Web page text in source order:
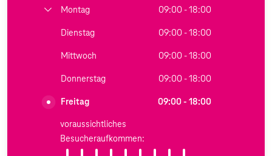
Montag
09:00 - 18:00
Dienstag 09:00 - 18:00
Mittwoch 09:00 - 18:00
Donnerstag 09:00 - 18:00
Freitag 09:00 - 18:00
voraussichtliches
Besucheraufkommen: